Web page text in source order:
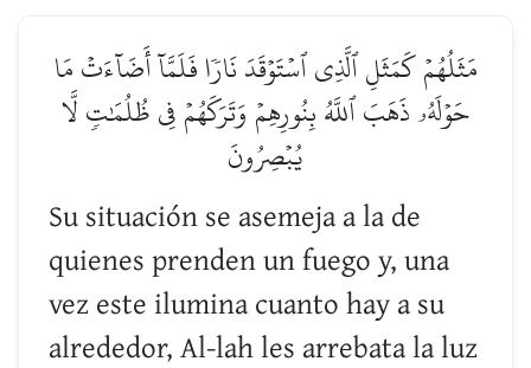
مَثَلُهُمۡ كَمَثَلِ ٱلَّذِي ٱسۡتَوۡقَدَ نَارٗا فَلَمَّآ أَضَآءَتۡ مَا
حَوۡلَهُۥ ذَهَبَ ٱللَّهُ بِنُورِهِمۡ وَتَرَكَهُمۡ فِي ظُلُمَٰتٖ لَّا
يُبۡصِرُونَ
Su situación se asemeja a la de
quienes prenden un fuego y, una
vez este ilumina cuanto hay a su
alrededor, Al-lah les arrebata la luz